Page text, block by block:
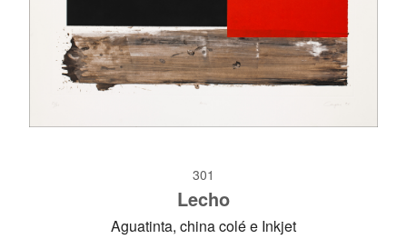
301
Lecho
Aguatinta, china colé e Inkjet